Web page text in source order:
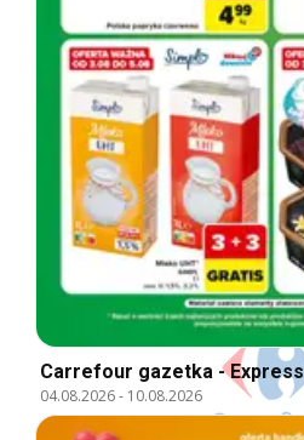
Carrefour gazetka - Express
04.08.2026- 10.08.2026